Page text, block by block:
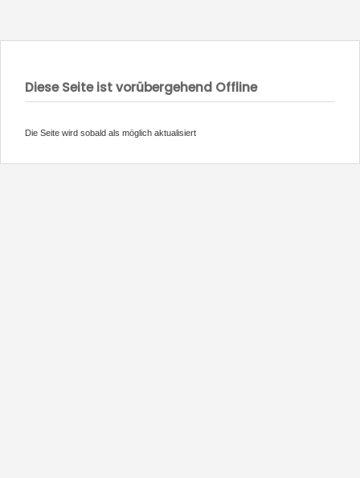
Diese Seite ist vorübergehend Offline
Die Seite wird sobald als möglich aktualisiert